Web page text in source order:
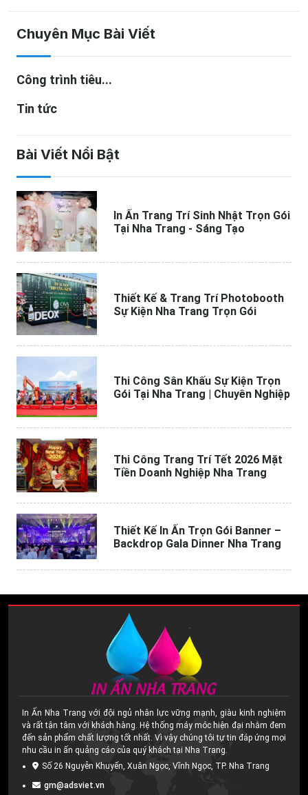
Chuyên Mục Bài Viết
Công trình tiêu...
Tin tức
Bài Viết Nổi Bật
In Ấn Trang Trí Sinh Nhật Trọn Gói
Tại Nha Trang - Sáng Tạo
Thiết Kế & Trang Trí Photobooth
Sự Kiện Nha Trang Trọn Gói
Thi Công Sân Khấu Sự Kiện Trọn
Gói Tại Nha Trang | Chuyên Nghiệp
Thi Công Trang Trí Tết 2026 Mặt
Tiền Doanh Nghiệp Nha Trang
Thiết Kế In Ấn Trọn Gói Banner –
Backdrop Gala Dinner Nha Trang
In Ấn Nha Trang với đội ngủ nhân lực vững mạnh, giàu kinh nghiệm
và rất tận tâm với khách hàng. Hệ thống máy móc hiện đại nhằm đem
đến sản phẩm chất lượng tốt nhất. Vì vậy chúng tôi tự tin đáp ứng mọi
nhu cầu in ấn quảng cáo của quý khách tại Nha Trang.
Số 26 Nguyễn Khuyến, Xuân Ngọc, Vĩnh Ngọc, TP. Nha Trang
gm@adsviet.vn